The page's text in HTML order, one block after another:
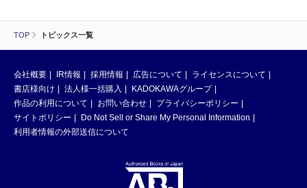
TOP トピックス一覧
会社概要 IR情報 採用情報 広告について
ライセンスについて
書店様向け
法人様一括購入
KADOKAWAグループ
作品の利用について
お問い合わせ
プライバシーポリシー
サイトポリシー
Do Not Sell or Share My Personal Information
利用者情報の外部送信について